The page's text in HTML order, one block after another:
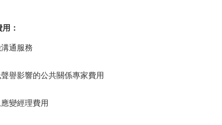
：
通服務
譽影響的公共關係專家費用
變經理費用